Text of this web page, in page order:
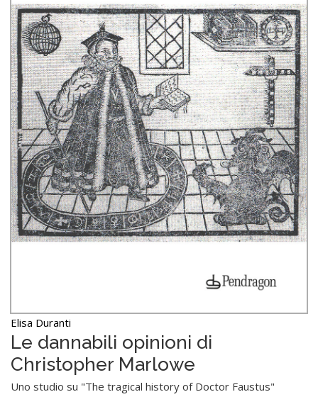
Elisa Duranti
Le dannabili opinioni di
Christopher Marlowe
Uno studio su "The tragical history of Doctor Faustus"